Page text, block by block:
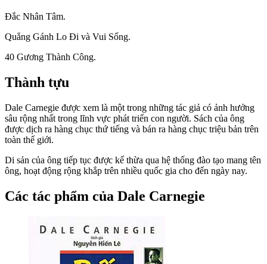
Đắc Nhân Tâm.
Quẳng Gánh Lo Đi và Vui Sống.
40 Gương Thành Công.
Thành tựu
Dale Carnegie được xem là một trong những tác giả có ảnh hưởng
sâu rộng nhất trong lĩnh vực phát triển con người. Sách của ông
được dịch ra hàng chục thứ tiếng và bán ra hàng chục triệu bản trên
toàn thế giới.
Di sản của ông tiếp tục được kế thừa qua hệ thống đào tạo mang tên
ông, hoạt động rộng khắp trên nhiều quốc gia cho đến ngày nay.
Các tác phẩm của Dale Carnegie